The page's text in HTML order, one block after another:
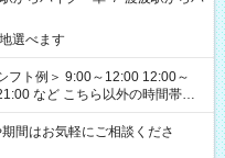
選べます
外の時間帯も
間はお気軽にご相談くださ